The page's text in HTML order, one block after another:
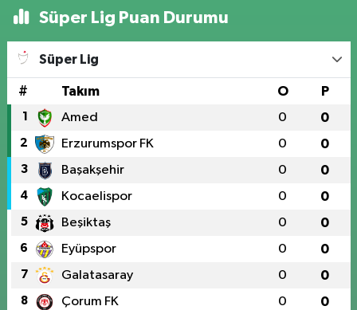
Süper Lig Puan Durumu
Süper Lig
# Takım O P
1 Amed 0 0
2 Erzurumspor FK 0 0
3 Başakşehir 0 0
4 Kocaelispor 0 0
5 Beşiktaş 0 0
6 Eyüpspor 0 0
7 Galatasaray 0 0
8 Çorum FK 0 0